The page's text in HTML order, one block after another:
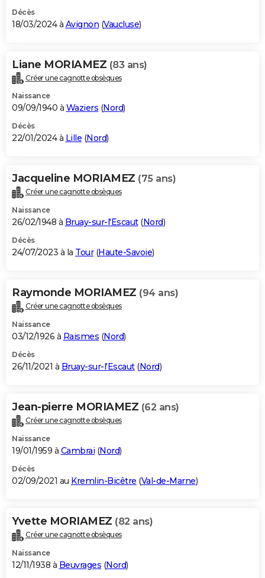
Décès
18/03/2024 à Avignon (Vaucluse)
Liane MORIAMEZ (83 ans)
Créer une cagnotte obsèques
Naissance
09/09/1940 à Waziers (Nord)
Décès
22/01/2024 à Lille (Nord)
Jacqueline MORIAMEZ (75 ans)
Créer une cagnotte obsèques
Naissance
26/02/1948 à Bruay-sur-l'Escaut(Nord)
Décès
24/07/2023 à la Tour(Haute-Savoie)
Raymonde MORIAMEZ (94 ans)
Créer une cagnotte obsèques
Naissance
03/12/1926 à Raismes (Nord)
Décès
26/11/2021 à Bruay-sur-l'Escaut(Nord)
Jean-pierre MORIAMEZ (62 ans)
Créer une cagnotte obsèques
Naissance
19/01/1959 à Cambrai (Nord)
Décès
02/09/2021 au Kremlin-Bicêtre (Val-de-Marne)
Yvette MORIAMEZ (82 ans)
Créer une cagnotte obsèques
Naissance
12/11/1938 à Beuvrages (Nord)